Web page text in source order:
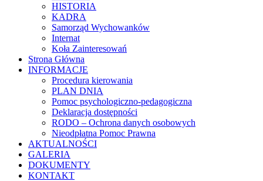
HISTORIA
KADRA
Samorząd Wychowanków
Internat
Koła Zainteresowań
Strona Główna
INFORMACJE
Procedura kierowania
PLAN DNIA
Pomoc psychologiczno-pedagogiczna
Deklaracja dostępności
RODO – Ochrona danych osobowych
Nieodpłatna Pomoc Prawna
AKTUALNOŚCI
GALERIA
DOKUMENTY
KONTAKT